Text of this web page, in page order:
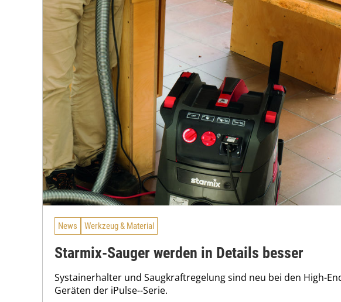
News Werkzeug & Material
Starmix-Sauger werden in Details besser
Systainerhalter und Saugkraftregelung sind neu bei den High-
Geräten der iPulse--Serie.